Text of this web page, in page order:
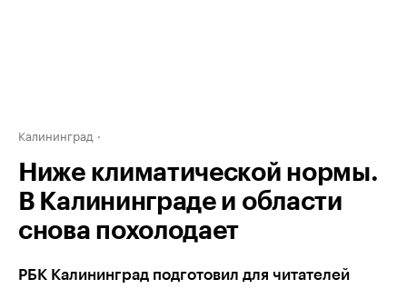
Калининград
Ниже климатической нормы.
В Калининграде и области
снова похолодает
РБК Калининград подготовил для читателей